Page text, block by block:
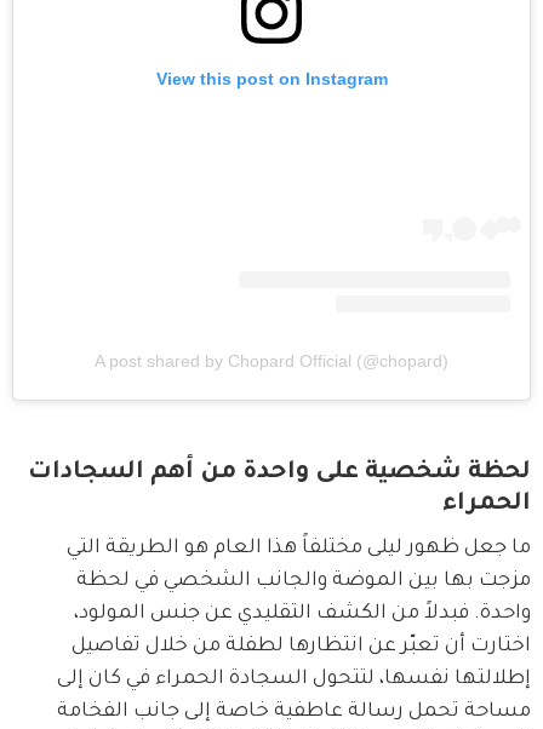
View this post on Instagram
A post shared by Chopard Official (@chopard)
لحظة شخصية على واحدة من أهم السجادات
الحمراء
ما جعل ظهور ليلى مختلفاً هذا العام هو الطريقة التي
مزجت بها بين الموضة والجانب الشخصي في لحظة
واحدة. فبدلاً من الكشف التقليدي عن جنس المولود،
اختارت أن تعبّر عن انتظارها لطفلة من خلال تفاصيل
إطلالتها نفسها، لتتحول السجادة الحمراء في كان إلى
مساحة تحمل رسالة عاطفية خاصة إلى جانب الفخامة